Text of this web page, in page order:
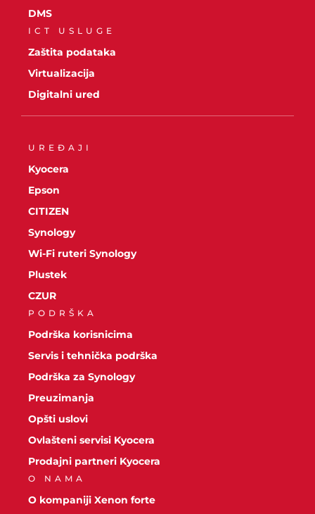
DMS
ICT USLUGE
Zaštita podataka
Virtualizacija
Digitalni ured
UREĐAJI
Kyocera
Epson
CITIZEN
Synology
Wi-Fi ruteri Synology
Plustek
CZUR
PODRŠKA
Podrška korisnicima
Servis i tehnička podrška
Podrška za Synology
Preuzimanja
Opšti uslovi
Ovlašteni servisi Kyocera
Prodajni partneri Kyocera
O NAMA
O kompaniji Xenon forte